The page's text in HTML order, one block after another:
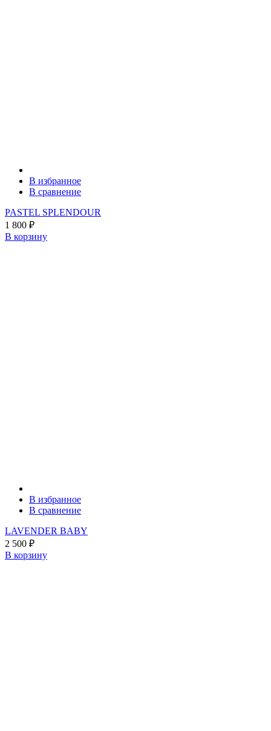
В избранное
В сравнение
PASTEL SPLENDOUR
1 800 ₽
В корзину
В избранное
В сравнение
LAVENDER BABY
2 500 ₽
В корзину